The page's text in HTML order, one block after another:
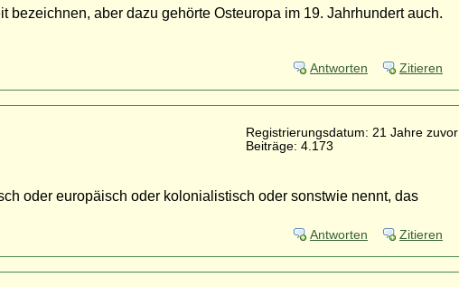
aber dazu gehörte Osteuropa im 19. Jahrhundert auch.
Antworten Zitieren
Registrierungsdatum: 21 Jahre zuvor
Beiträge: 4.173
oder europäisch oder kolonialistisch oder sonstwie nennt, das
Antworten Zitieren